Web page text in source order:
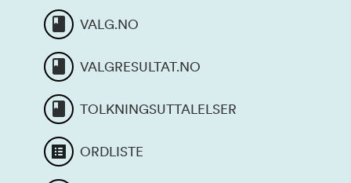
VALG.NO
VALGRESULTAT.NO
TOLKNINGSUTTALELSER
ORDLISTE